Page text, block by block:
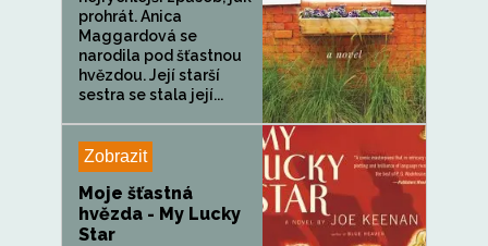
prohrát. Anica
Maggardová se
narodila pod šťastnou
hvězdou. Její starší
sestra se stala její...
Zobrazit
Moje šťastná
hvězda - My Lucky
Star